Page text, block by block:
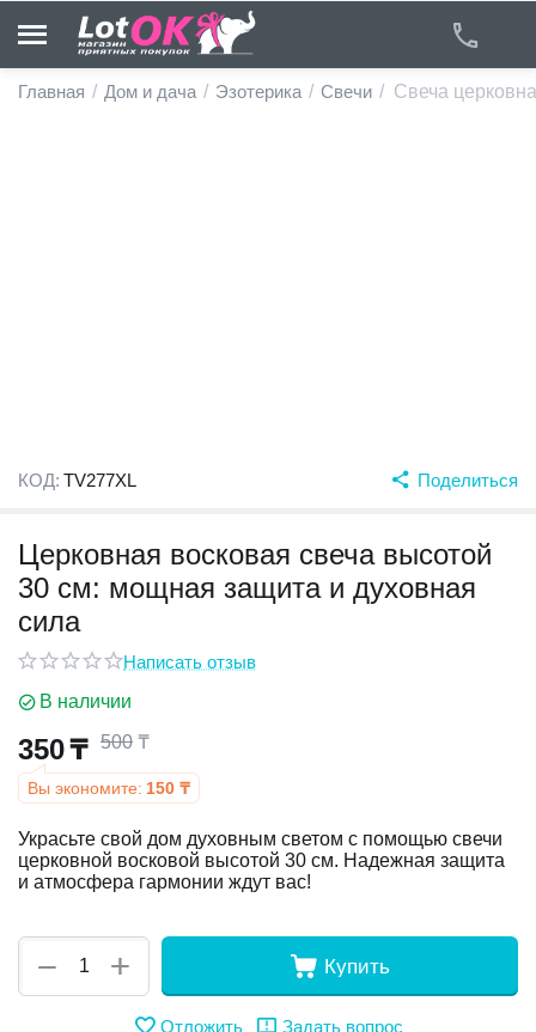
Главная / Дом и дача / Эзотерика / Свечи / Свеча
КОД: TV277XL Поделиться
Церковная восковая свеча высотой
30 см: мощная защита и духовная
сила
Написать отзыв
В наличии
350₸ 500 ₸
Вы экономите: 150 ₸
Украсьте свой дом духовным светом с помощью свечи
церковной восковой высотой 30 см. Надежная защита
и атмосфера гармонии ждут вас!
+
− Купить
Отложить Задать вопрос